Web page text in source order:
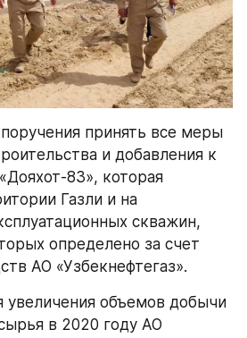
принять все меры
и добавления к
83», которая
Газли и на
скважин,
определено за счет
АО «Узбекнефтегаз».
увеличения объемов добычи
в 2020 году АО